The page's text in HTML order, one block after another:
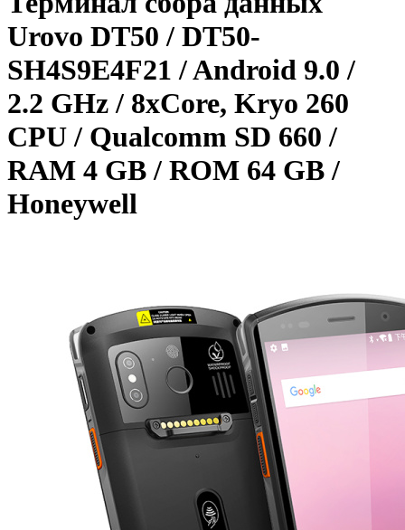
Urovo DT50 / DT50-
SH4S9E4F21 / Android 9.0 /
2.2 GHz / 8xCore, Kryo 260
CPU / Qualcomm SD 660 /
RAM 4 GB / ROM 64 GB /
Honeywell